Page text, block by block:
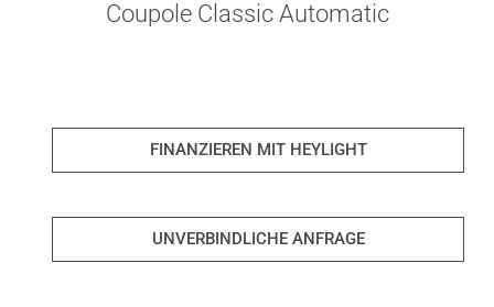
Coupole Classic Automatic
FINANZIEREN MIT HEYLIGHT
UNVERBINDLICHE ANFRAGE